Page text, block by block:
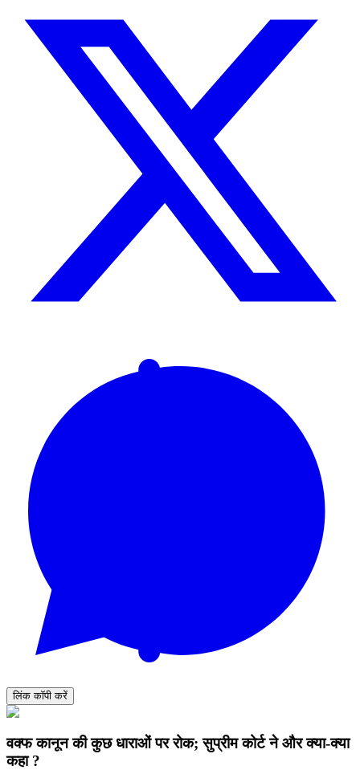
लिंक कॉपी करें
वक्फ कानून की कुछ धाराओं पर रोक; सुप्रीम कोर्ट ने और क्या-क्या
कहा ?